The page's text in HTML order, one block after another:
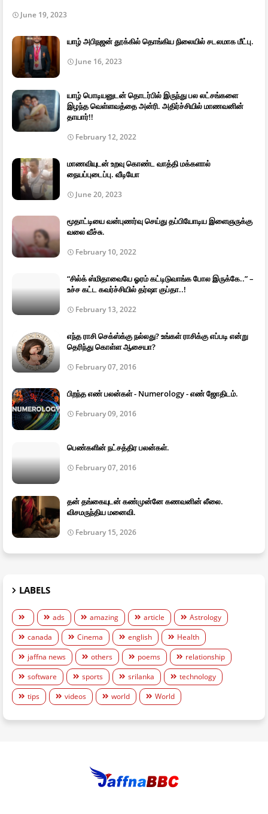
June 19, 2023
யாழ் அபிநஜன் தூக்கில் தொங்கிய நிலையில் சடலமாக மீட்பு.
June 16, 2023
யாழ் பொடியனுடன் தொடர்பில் இருந்து பல லட்சங்களை
இழந்த வெள்ளவத்தை அன்ரி. அதிர்ச்சியில் மாணவனின்
தாயார்!!
February 12, 2022
மாணவியுடன் உறவு கொண்ட வாத்தி மக்களால்
நையப்புடைப்பு. வீடியோ
June 20, 2023
மூதாட்டியை வன்புணர்வு செய்து தப்பியோடிய இளைஞருக்கு
வலை வீச்சு.
February 10, 2022
“சில்க் ஸ்மிதாவையே ஓரம் கட்டிடுவாங்க போல இருக்கே..” –
உச்ச கட்ட கவர்ச்சியில் தர்ஷா குப்தா..!
February 13, 2022
எந்த ராசி செக்ஸ்க்கு நல்லது? உங்கள் ராசிக்கு எப்படி என்று
தெரிந்து கொள்ள ஆசையா?
February 07, 2016
பிறந்த எண் பலன்கள் - Numerology - எண் ஜோதிடம்.
February 09, 2016
பெண்களின் நட்சத்திர பலன்கள்.
February 07, 2016
தன் தங்கையுடன் கண்முன்னே கணவனின் லீலை.
விசமருந்திய மனைவி.
February 15, 2026
LABELS
ads amazing article
Astrology
canada
Cinema english
Health
jaffna news
others poems
relationship
software
sports srilanka
technology
tips
videos world World